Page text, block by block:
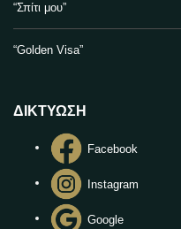
“Σπίτι μου”
“Golden Visa”
ΔΙΚΤΥΩΣΗ
Facebook
Instagram
Google